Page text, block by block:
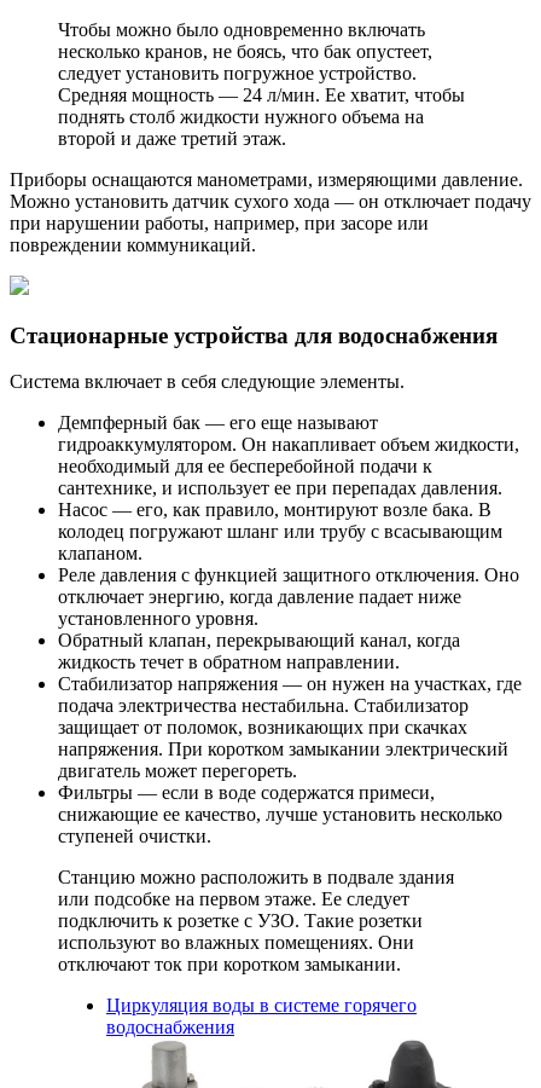
Чтобы можно было одновременно включать
несколько кранов, не боясь, что бак опустеет,
следует установить погружное устройство.
Средняя мощность — 24 л/мин. Ее хватит, чтобы
поднять столб жидкости нужного объема на
второй и даже третий этаж.
Приборы оснащаются манометрами, измеряющими давление.
Можно установить датчик сухого хода — он отключает подачу
при нарушении работы, например, при засоре или
повреждении коммуникаций.
Стационарные устройства для водоснабжения
Система включает в себя следующие элементы.
Демпферный бак — его еще называют
гидроаккумулятором. Он накапливает объем жидкости,
необходимый для ее бесперебойной подачи к
сантехнике, и использует ее при перепадах давления.
Насос — его, как правило, монтируют возле бака. В
колодец погружают шланг или трубу с всасывающим
клапаном.
Реле давления с функцией защитного отключения. Оно
отключает энергию, когда давление падает ниже
установленного уровня.
Обратный клапан, перекрывающий канал, когда
жидкость течет в обратном направлении.
Стабилизатор напряжения — он нужен на участках, где
подача электричества нестабильна. Стабилизатор
защищает от поломок, возникающих при скачках
напряжения. При коротком замыкании электрический
двигатель может перегореть.
Фильтры — если в воде содержатся примеси,
снижающие ее качество, лучше установить несколько
ступеней очистки.
Станцию можно расположить в подвале здания
или подсобке на первом этаже. Ее следует
подключить к розетке с УЗО. Такие розетки
используют во влажных помещениях. Они
отключают ток при коротком замыкании.
Циркуляция воды в системе горячего
водоснабжения